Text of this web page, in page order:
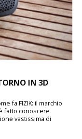
IN 3D
fa FIZIK: il marchio
fatto conoscere
vastissima di